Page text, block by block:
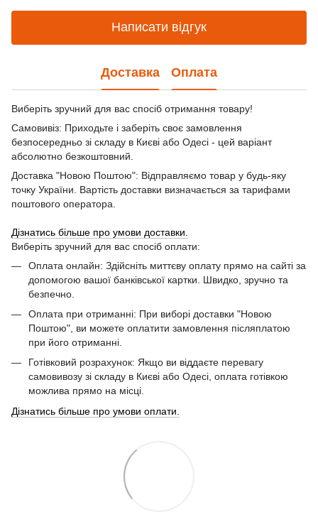
Написати відгук
Доставка Оплата
Виберіть зручний для вас спосіб отримання товару!
Самовивіз: Приходьте і заберіть своє замовлення
безпосередньо зі складу в Києві або Одесі - цей варіант
абсолютно безкоштовний.
Доставка "Новою Поштою": Відправляємо товар у будь-яку
точку України. Вартість доставки визначається за тарифами
поштового оператора.
Дізнатись більше про умови доставки.
Виберіть зручний для вас спосіб оплати:
Оплата онлайн: Здійсніть миттєву оплату прямо на сайті за
допомогою вашої банківської картки. Швидко, зручно та
безпечно.
Оплата при отриманні: При виборі доставки "Новою
Поштою", ви можете оплатити замовлення післяплатою
при його отриманні.
Готівковий розрахунок: Якщо ви віддаєте перевагу
самовивозу зі складу в Києві або Одесі, оплата готівкою
можлива прямо на місці.
Дізнатись більше про умови оплати.